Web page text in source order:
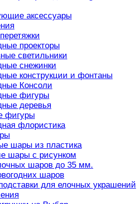
аксессуары
проекторы
светильники
снежинки
конструкции и фонтаны
Консоли
фигуры
деревья
фигуры
флористика
шары из пластика
шары с рисунком
шаров до 35 мм.
шаров
для елочных украшений